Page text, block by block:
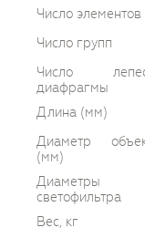
Число элементов
Число групп
Число
диафрагмы
Длина (мм)
Диаметр
(мм)
Диаметры
светофильтра
Вес, кг